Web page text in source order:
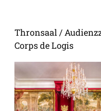
Thronsaal /
Corps de Logis